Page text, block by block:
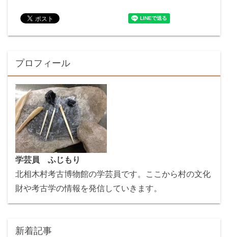
プロフィール
学芸員 ふじもり
北相木村考古博物館の学芸員です。ここから村の文化
財や考古学の情報を発信していきます。
新着記事